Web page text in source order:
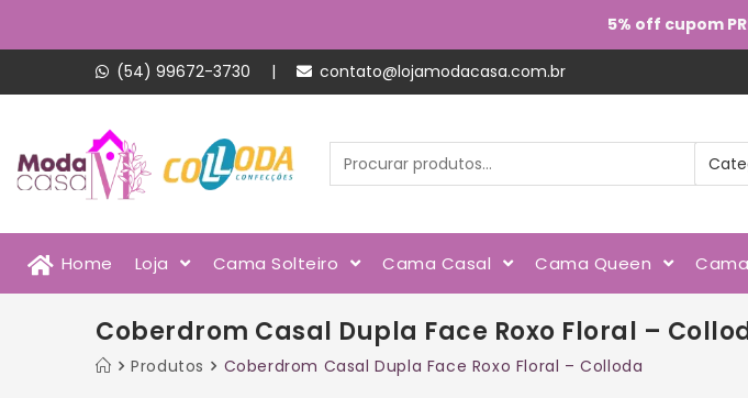
5% off cupom
(54) 99672-3730 | contato@lojamodacasa.com.br
Home Loja Cama Solteiro Cama Casal Cama Queen
Coberdrom Casal Dupla Face Roxo Floral –
Produtos Coberdrom Casal Dupla Face Roxo Floral – Colloda